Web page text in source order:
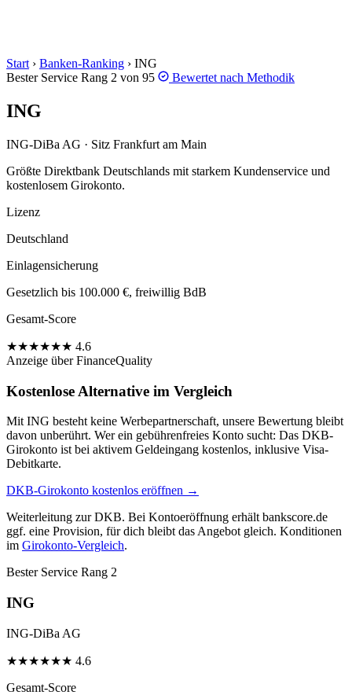
Start › Banken-Ranking › ING
Bester Service Rang 2 von 95 Bewertet nach Methodik
ING
ING-DiBa AG · Sitz Frankfurt am Main
Größte Direktbank Deutschlands mit starkem Kundenservice und
kostenlosem Girokonto.
Lizenz
Deutschland
Einlagensicherung
Gesetzlich bis 100.000 €, freiwillig BdB
Gesamt-Score
★★★★★★ 4.6
Anzeige über FinanceQuality
Kostenlose Alternative im Vergleich
Mit ING besteht keine Werbepartnerschaft, unsere Bewertung bleibt
davon unberührt. Wer ein gebührenfreies Konto sucht: Das DKB-
Girokonto ist bei aktivem Geldeingang kostenlos, inklusive Visa-
Debitkarte.
DKB-Girokonto kostenlos eröffnen →
Weiterleitung zur DKB. Bei Kontoeröffnung erhält bankscore.de
ggf. eine Provision, für dich bleibt das Angebot gleich. Konditionen
im Girokonto-Vergleich.
Bester Service Rang 2
ING
ING-DiBa AG
★★★★★★ 4.6
Gesamt-Score